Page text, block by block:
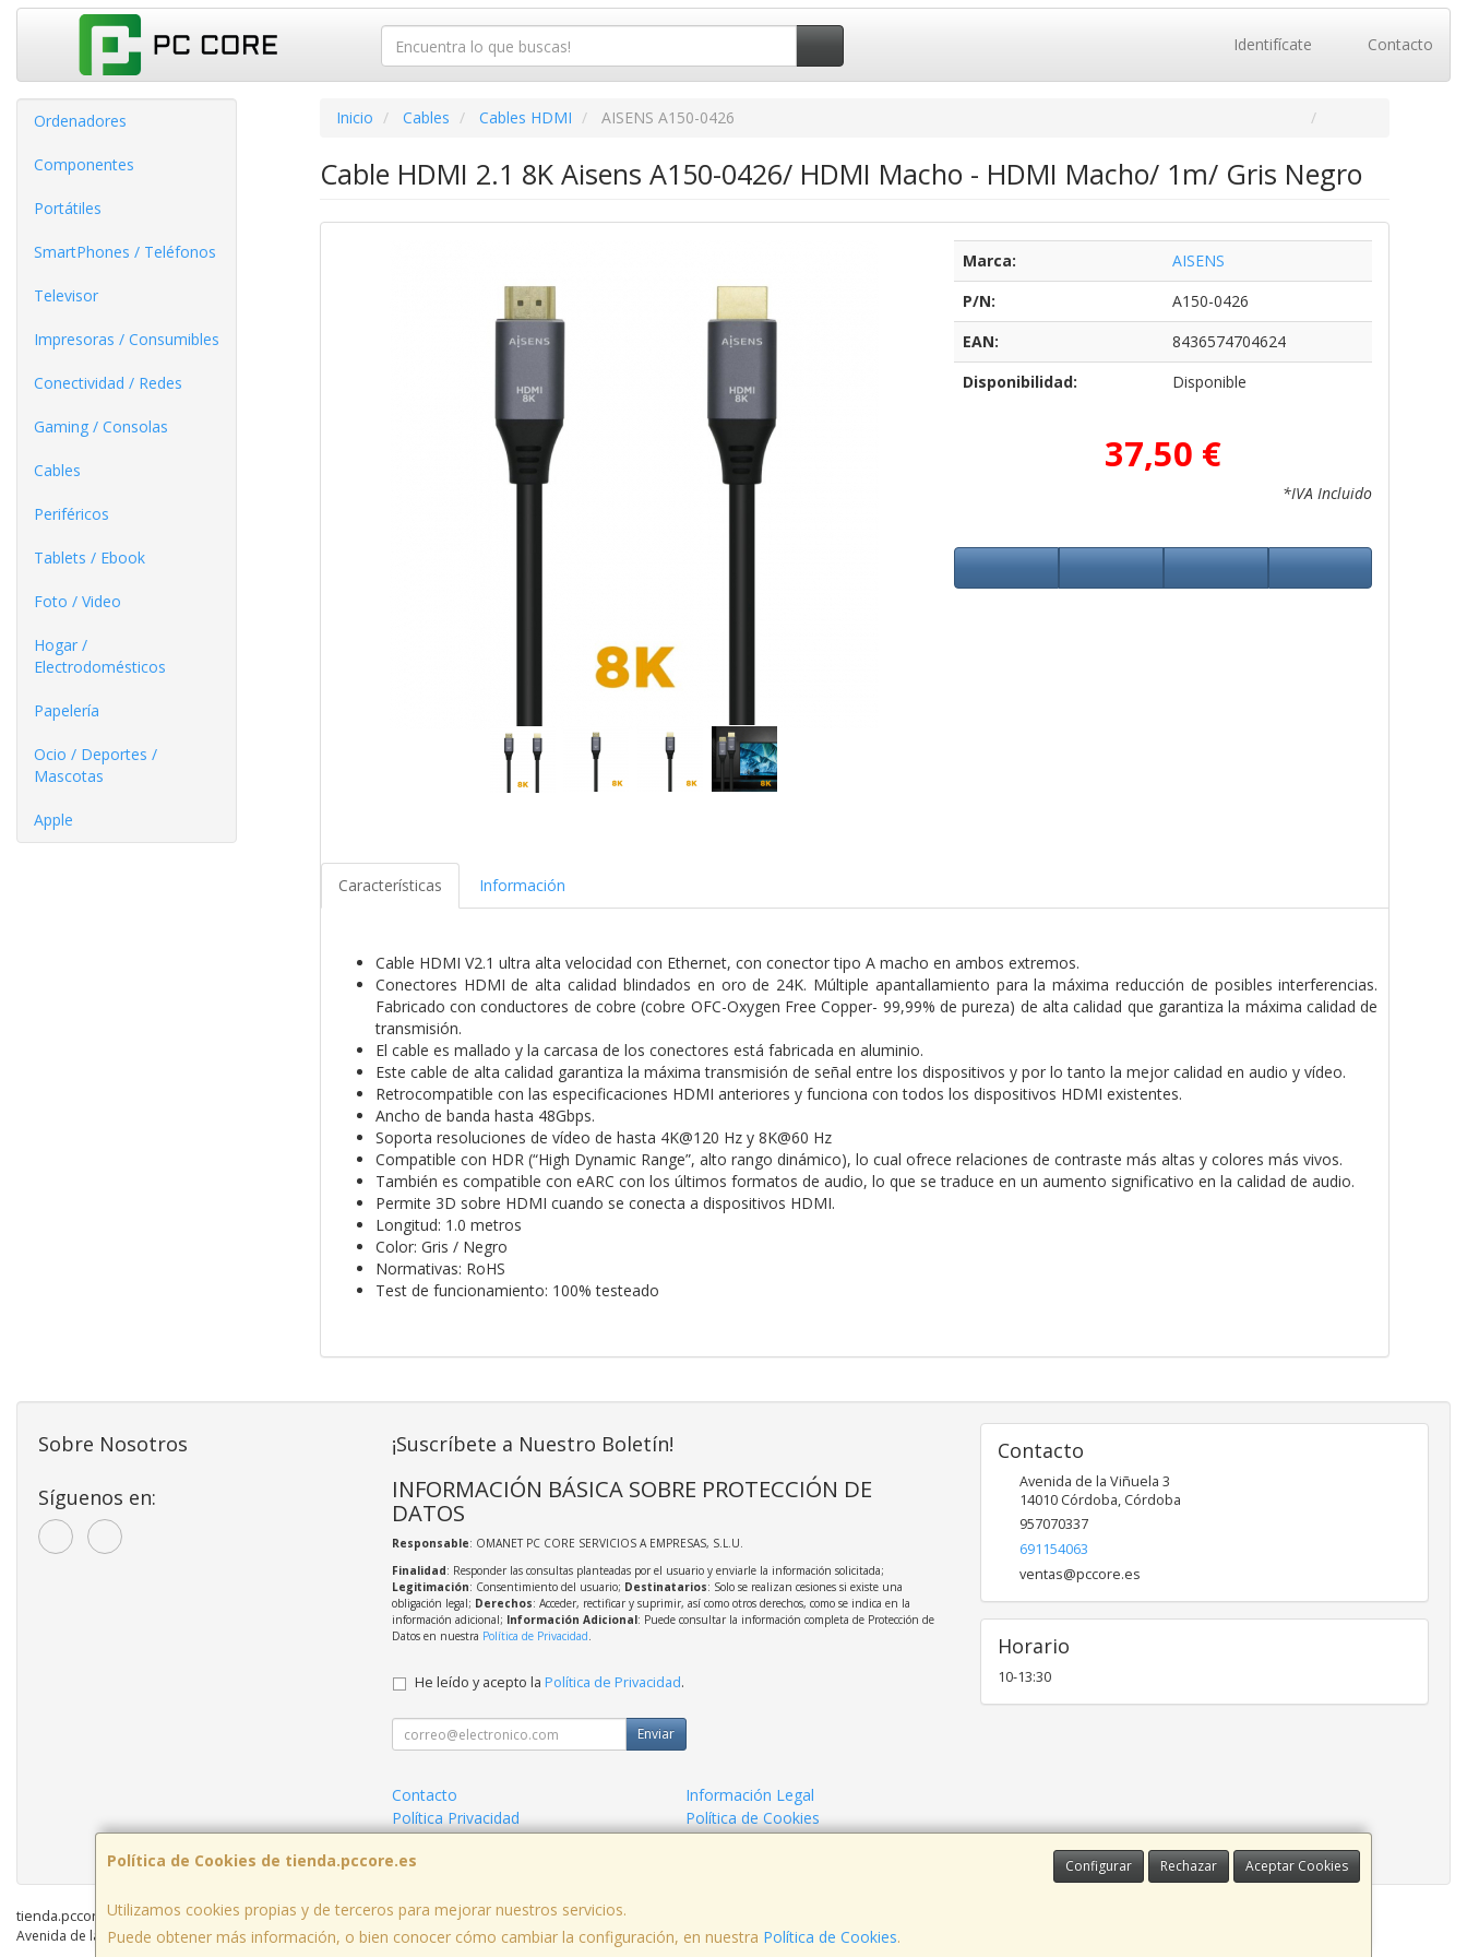
Identifícate Contacto
Ordenadores
Componentes
Portátiles
SmartPhones / Teléfonos
Televisor
Impresoras / Consumibles
Conectividad / Redes
Gaming / Consolas
Cables
Periféricos
Tablets / Ebook
Foto / Video
Hogar /
Electrodomésticos
Papelería
Ocio / Deportes /
Mascotas
Apple
Inicio Cables Cables HDMI AISENS A150-0426
Cable HDMI 2.1 8K Aisens A150-0426/ HDMI Macho - HDMI Macho/ 1m/ Gris Negro
Marca:
AISENS
P/N:
A150-0426
EAN:
8436574704624
Disponibilidad:
Disponible
37,50 €
*IVA Incluido
Características Información
Cable HDMI V2.1 ultra alta velocidad con Ethernet, con conector tipo A macho en ambos extremos.
Conectores HDMI de alta calidad blindados en oro de 24K. Múltiple apantallamiento para la máxima reducción de posibles interferencias.
Fabricado con conductores de cobre (cobre OFC-Oxygen Free Copper- 99,99% de pureza) de alta calidad que garantiza la máxima calidad de
transmisión.
El cable es mallado y la carcasa de los conectores está fabricada en aluminio.
Este cable de alta calidad garantiza la máxima transmisión de señal entre los dispositivos y por lo tanto la mejor calidad en audio y vídeo.
Retrocompatible con las especificaciones HDMI anteriores y funciona con todos los dispositivos HDMI existentes.
Ancho de banda hasta 48Gbps.
Soporta resoluciones de vídeo de hasta 4K@120 Hz y 8K@60 Hz
Compatible con HDR (“High Dynamic Range”, alto rango dinámico), lo cual ofrece relaciones de contraste más altas y colores más vivos.
También es compatible con eARC con los últimos formatos de audio, lo que se traduce en un aumento significativo en la calidad de audio.
Permite 3D sobre HDMI cuando se conecta a dispositivos HDMI.
Longitud: 1.0 metros
Color: Gris / Negro
Normativas: RoHS
Test de funcionamiento: 100% testeado
Política de Cookies de tienda.pccore.es Configurar Rechazar Aceptar Cookies
Utilizamos cookies propias y de terceros para mejorar nuestros servicios.
Puede obtener más información, o bien conocer cómo cambiar la configuración, en nuestra Política de Cookies.
Sobre Nosotros
Síguenos en:
¡Suscríbete a Nuestro Boletín!
INFORMACIÓN BÁSICA SOBRE PROTECCIÓN DE
DATOS
Responsable: OMANET PC CORE SERVICIOS A EMPRESAS, S.L.U.
Finalidad: Responder las consultas planteadas por el usuario y enviarle la información solicitada;
Legitimación: Consentimiento del usuario; Destinatarios: Solo se realizan cesiones si existe una
obligación legal; Derechos: Acceder, rectificar y suprimir, así como otros derechos, como se indica en la
información adicional; Información Adicional: Puede consultar la información completa de Protección de
Datos en nuestra Política de Privacidad.
He leído y acepto la Política de Privacidad.
Enviar
Contacto
Información Legal
Política Privacidad
Política de Cookies
Contacto
Avenida de la Viñuela 3
14010 Córdoba, Córdoba
957070337
691154063
ventas@pccore.es
Horario
10-13:30
tienda.pccore.es © 2026
Avenida de la Viñuela nº 3, 14010, Córdoba, España. - C.I.F.: B56097777 - Tfno: 957070337